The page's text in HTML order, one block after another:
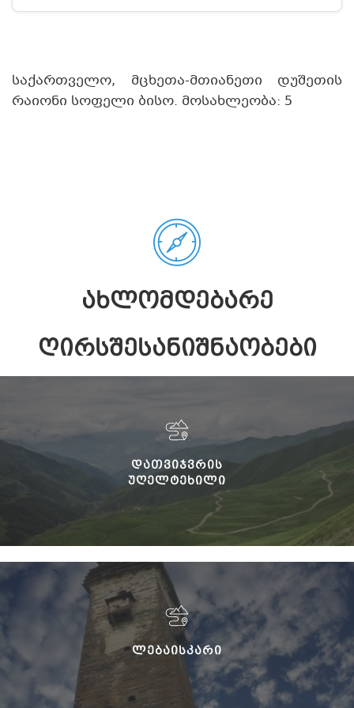
საქართველო, მცხეთა-მთიანეთი დუშეთის
რაიონი სოფელი ბისო. მოსახლეობა: 5
ᲐᲮᲚᲝᲛᲓᲔᲑᲐᲠᲔ
ᲦᲘᲠᲡᲨᲔᲡᲐᲜᲘᲨᲜᲐᲝᲑᲔᲑᲘ
ᲓᲐᲗᲕᲘᲯᲕᲠᲘᲡ
ᲣᲦᲔᲚᲢᲔᲮᲘᲚᲘ
ᲚᲔᲑᲐᲘᲡᲙᲐᲠᲘ